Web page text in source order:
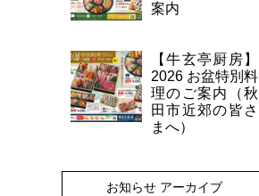
案内
【牛玄亭厨房】
2026 お盆特別料
理のご案内（秋
田市近郊の皆さ
まへ）
お知らせ アーカイブ